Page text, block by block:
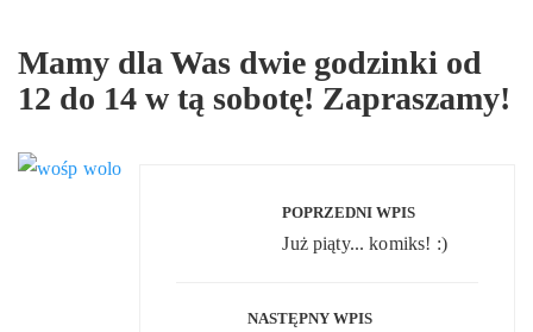
Mamy dla Was dwie godzinki od
12 do 14 w tą sobotę! Zapraszamy!
Nawigacja
POPRZEDNI WPIS
Już piąty... komiks! :)
NASTĘPNY WPIS